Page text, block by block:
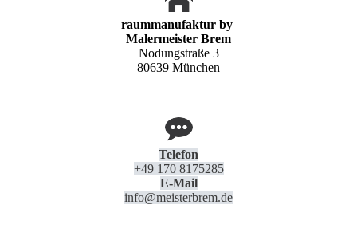
raummanufaktur by
Malermeister Brem
Nodungstraße 3
80639 München
Telefon
+49 170 8175285
E-Mail
info@meisterbrem.de